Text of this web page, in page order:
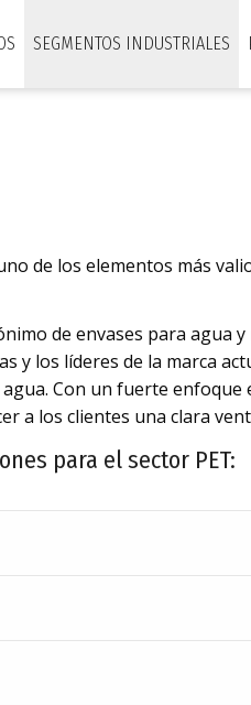
SEGMENTOS INDUSTRIALES
de los elementos más
de envases para
y los líderes de la marca
Con un fuerte
a los clientes una clara
para el sector PET: